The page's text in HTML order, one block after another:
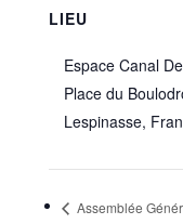
LIEU
Espace Canal
Place du
Lespinasse,
Assemblée